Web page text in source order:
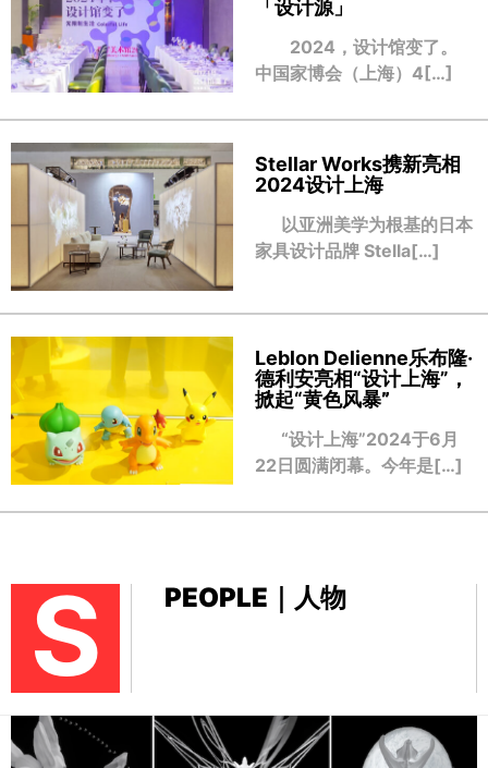
「设计源」
2024，设计馆变了。
中国家博会（上海）4[…]
Stellar Works携新亮相
2024设计上海
以亚洲美学为根基的日本
家具设计品牌 Stella[…]
Leblon Delienne乐布隆·
德利安亮相“设计上海”，
掀起“黄色风暴”
“设计上海”2024于6月
22日圆满闭幕。今年是[…]
S PEOPLE｜人物